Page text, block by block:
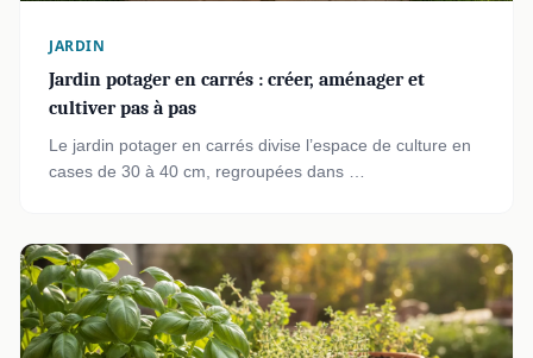
JARDIN
Jardin potager en carrés : créer, aménager et
cultiver pas à pas
Le jardin potager en carrés divise l’espace de culture en
cases de 30 à 40 cm, regroupées dans …